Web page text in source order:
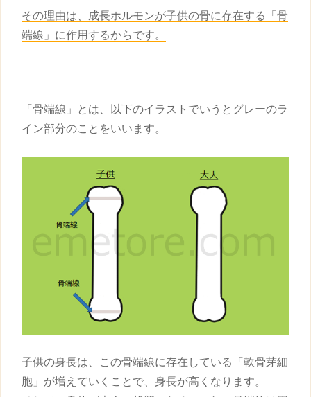
その理由は、成長ホルモンが子供の骨に存在する「骨
端線」に作用するからです。
「骨端線」とは、以下のイラストでいうとグレーのラ
イン部分のことをいいます。
子供の身長は、この骨端線に存在している「軟骨芽細
胞」が増えていくことで、 身長が高くなります。